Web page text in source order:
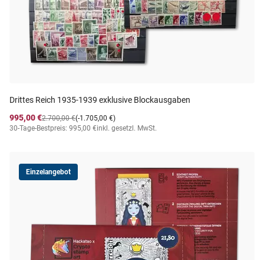
Drittes Reich 1935-1939 exklusive Blockausgaben
995,00 €
(-1.705,00 €)
2.700,00 €
30-Tage-Bestpreis: 995,00 €inkl. gesetzl. MwSt.
Einzelangebot